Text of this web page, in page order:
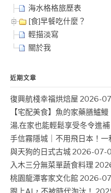
海水格格旅歷表
[食]早餐吃什麼？
輕描淡寫
關於我
近期文章
復興航棧幸福烘焙屋 2026-
【宅配美食】魚的家藥膳鱸
湯,在家也能輕鬆享受冬令進補
手信霧隱城｜不用飛日本！
與天狗的日式古城 2026-07-
入木三分無菜單蔬食料理
桃園龍潭客家文化館 2026-